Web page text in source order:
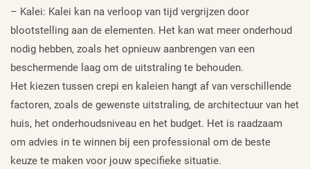
– Kalei: Kalei kan na verloop van tijd vergrijzen door
blootstelling aan de elementen. Het kan wat meer onderhoud
nodig hebben, zoals het opnieuw aanbrengen van een
beschermende laag om de uitstraling te behouden.
Het kiezen tussen crepi en kaleien hangt af van verschillende
factoren, zoals de gewenste uitstraling, de architectuur van het
huis, het onderhoudsniveau en het budget. Het is raadzaam
om advies in te winnen bij een professional om de beste
keuze te maken voor jouw specifieke situatie.